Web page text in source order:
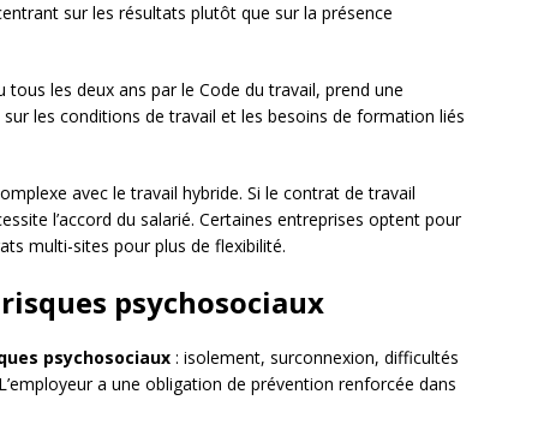
sur les résultats plutôt que sur la présence
tous les deux ans par le Code du travail, prend une
les conditions de travail et les besoins de formation liés
avec le travail hybride. Si le contrat de travail
l’accord du salarié. Certaines entreprises optent pour
multi-sites pour plus de flexibilité.
psychosociaux
psychosociaux : isolement, surconnexion, difficultés
a une obligation de prévention renforcée dans